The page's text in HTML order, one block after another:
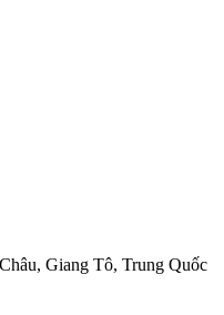
Giang Tô, Trung Quốc